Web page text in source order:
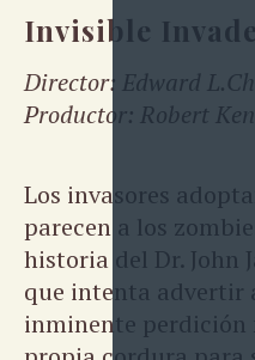
Invisible
Director: Edward
Productor: Robert
Los invasores
parecen a los
historia del Dr. John
que intenta advertir
inminente perdición